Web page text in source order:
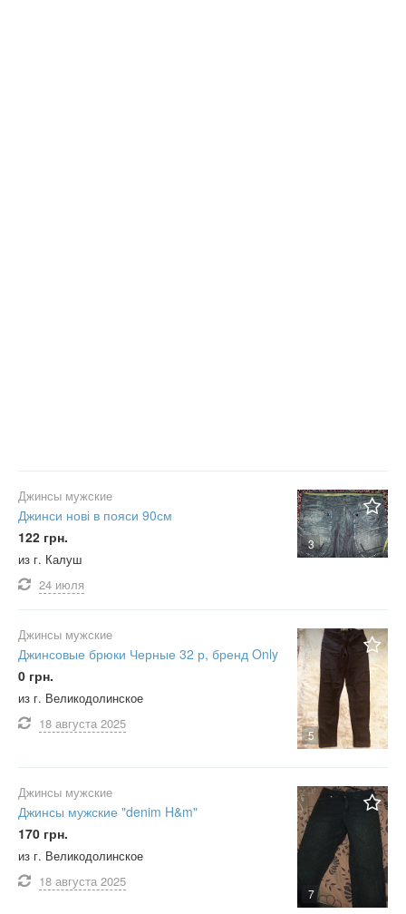
3
Джинсы мужские
Джинси нові в пояси 90см
122 грн.
из г. Калуш
24 июля
5
Джинсы мужские
Джинсовые брюки Черные 32 р, бренд Only
0 грн.
из г. Великодолинское
18 августа 2025
7
Джинсы мужские
Джинсы мужские "denim H&m"
170 грн.
из г. Великодолинское
18 августа 2025